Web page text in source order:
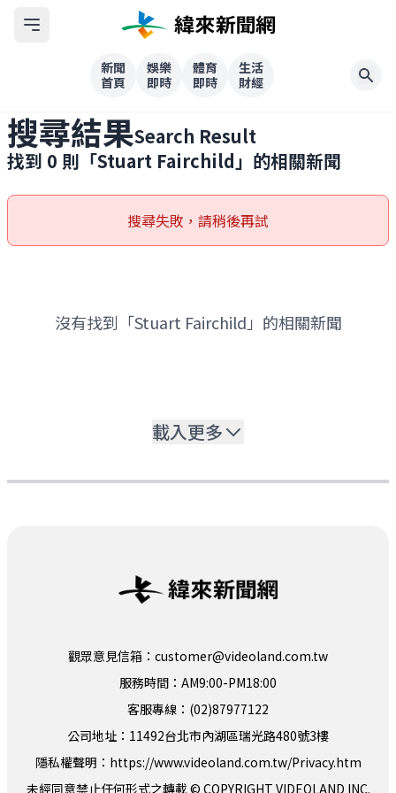
新聞
首頁
娛樂
即時
體育
即時
生活
財經
搜尋結果Search Result
找到 0 則「Stuart Fairchild」的相關新聞
搜尋失敗，請稍後再試
沒有找到「Stuart Fairchild」的相關新聞
載入更多
觀眾意見信箱：customer@videoland.com.tw
服務時間：AM9:00-PM18:00
客服專線：(02)87977122
公司地址：11492台北市內湖區瑞光路480號3樓
隱私權聲明： https://www.videoland.com.tw/Privacy.htm
未經同意禁止任何形式之轉載 © COPYRIGHT VIDEOLAND INC.